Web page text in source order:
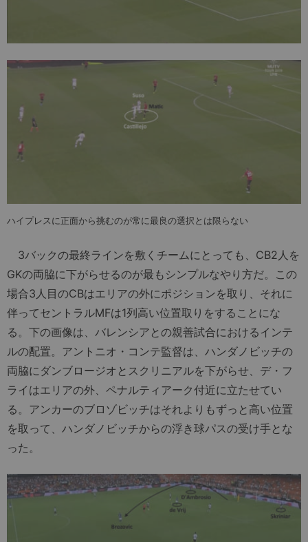
ハイプレスに正面から挑むのが常に最良の選択とは限らない
3バックの最終ラインを敷くチームにとっても、CB2人を
GKの両脇に下がらせるのが最もシンプルなやり方だ。この
場合3人目のCBはエリアの外にポジションを取り、それに
伴ってセントラルMFは1列高い位置取りをすることにな
る。下の画像は、バレンシアとの親善試合におけるインテ
ルの配置。アントニオ・コンテ監督は、ハンダノビッチの
両脇にダンブロージオとスクリニアルを下がらせ、デ・フ
ライはエリアの外、ペナルティアーク付近に立たせてい
る。アンカーのブロゾビッチはそれよりもずっと高い位置
を取って、ハンダノビッチからの浮き球パスの受け手とな
った。